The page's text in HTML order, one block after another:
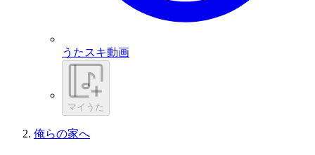
うたスキ動画
マイうた
俺らの家へ